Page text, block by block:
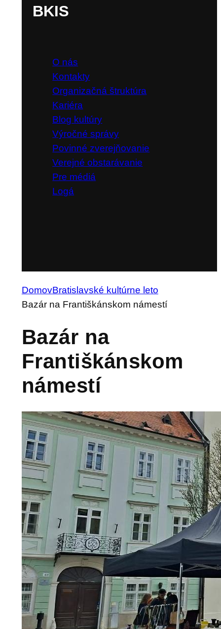
BKIS
O nás
Kontakty
Organizačná štruktúra
Kariéra
Blog kultúry
Výročné správy
Povinné zverejňovanie
Verejné obstarávanie
Pre médiá
Logá
DomovBratislavské kultúrne leto
Bazár na Františkánskom námestí
Bazár na
Františkánskom
námestí